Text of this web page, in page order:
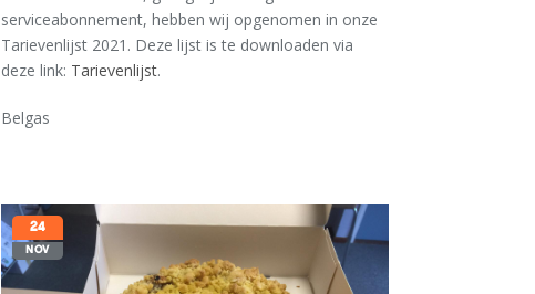
serviceabonnement, hebben wij opgenomen in onze
Tarievenlijst 2021. Deze lijst is te downloaden via
deze link: Tarievenlijst.
Belgas
24
NOV